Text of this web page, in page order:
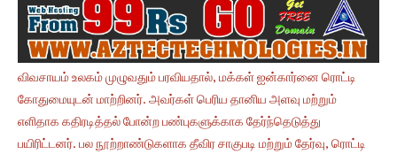
விவசாயம் உலகம் முழுவதும் பரவியதால், மக்கள் ஐன்கார்னை ரொட்டி
கோதுமையுடன் மாற்றினர். அவர்கள் பெரிய தானிய அளவு மற்றும்
எளிதாக கதிரடித்தல் போன்ற பண்புகளுக்காக தேர்ந்தெடுத்து
பயிரிட்டனர். பல நூற்றாண்டுகளாக தீவிர சாகுபடி மற்றும் தேர்வு, ரொட்டி